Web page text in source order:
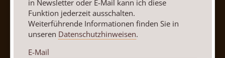
Barrierefreiheit
Vertrag widerrufen Abo online kündigen
in Newsletter oder E-Mail kann ich diese
Funktion jederzeit ausschalten.
Weiterführende Informationen finden Sie in
unseren Datenschutzhinweisen.
E-Mail